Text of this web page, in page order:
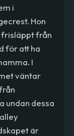
i
Hon
frisläppt från
för att ha
I
väntar
undan dessa
är